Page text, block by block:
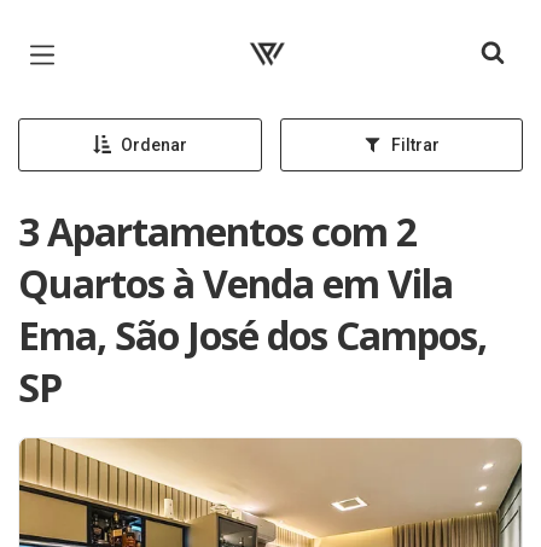
Página inicial
Ordenar Filtrar
3 Apartamentos com 2
Quartos à Venda em Vila
Ema, São José dos Campos,
SP